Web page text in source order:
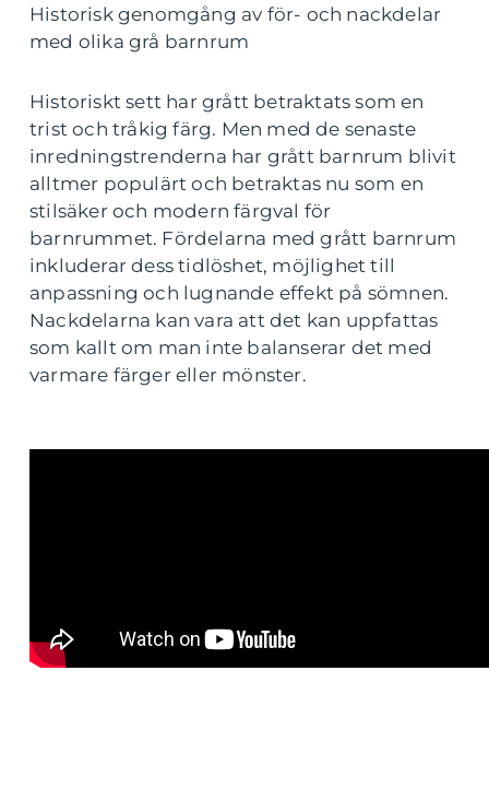
Historisk genomgång av för- och nackdelar
med olika grå barnrum
Historiskt sett har grått betraktats som en
trist och tråkig färg. Men med de senaste
inredningstrenderna har grått barnrum blivit
alltmer populärt och betraktas nu som en
stilsäker och modern färgval för
barnrummet. Fördelarna med grått barnrum
inkluderar dess tidlöshet, möjlighet till
anpassning och lugnande effekt på sömnen.
Nackdelarna kan vara att det kan uppfattas
som kallt om man inte balanserar det med
varmare färger eller mönster.